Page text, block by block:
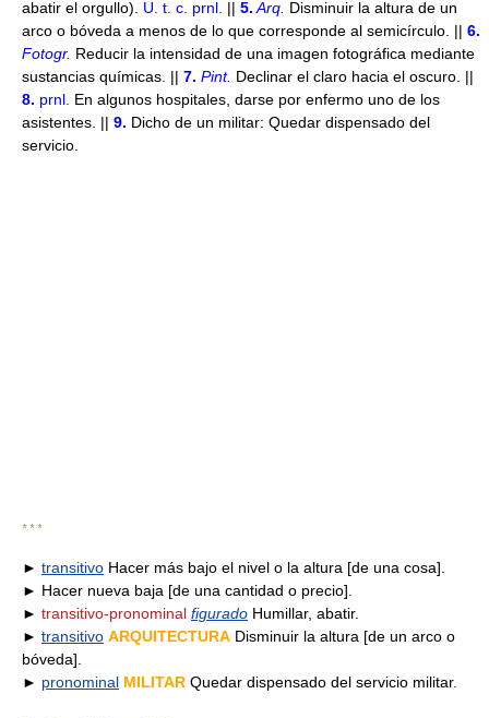
abatir el orgullo). U. t. c. prnl. || 5. Arq. Disminuir la altura de un
arco o bóveda a menos de lo que corresponde al semicírculo. || 6.
Fotogr. Reducir la intensidad de una imagen fotográfica mediante
sustancias químicas. || 7. Pint. Declinar el claro hacia el oscuro. ||
8. prnl. En algunos hospitales, darse por enfermo uno de los
asistentes. || 9. Dicho de un militar: Quedar dispensado del
servicio.
* * *
► transitivo Hacer más bajo el nivel o la altura [de una cosa].
► Hacer nueva baja [de una cantidad o precio].
► transitivo-pronominal figurado Humillar, abatir.
► transitivo ARQUITECTURA Disminuir la altura [de un arco o
bóveda].
► pronominal MILITAR Quedar dispensado del servicio militar.